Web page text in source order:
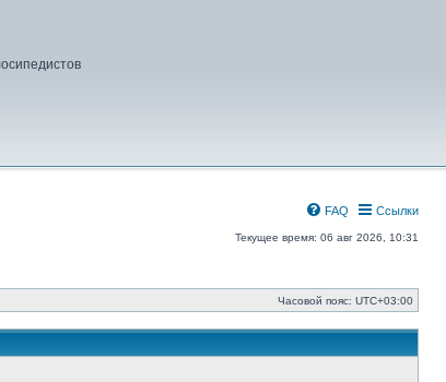
Ссылки
FAQ
Текущее время: 06 авг 2026, 10:31
Часовой пояс: UTC+03:00